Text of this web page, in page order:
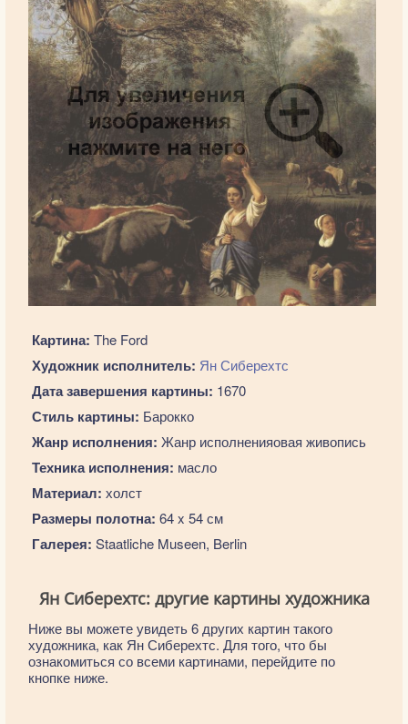
Картина: The Ford
Художник исполнитель: Ян Сиберехтс
Дата завершения картины: 1670
Стиль картины: Барокко
Жанр исполнения: Жанр исполненияовая живопись
Техника исполнения: масло
Материал: холст
Размеры полотна: 64 x 54 см
Галерея: Staatliche Museen, Berlin
Ян Сиберехтс: другие картины художника
Ниже вы можете увидеть 6 других картин такого
художника, как Ян Сиберехтс. Для того, что бы
ознакомиться со всеми картинами, перейдите по
кнопке ниже.